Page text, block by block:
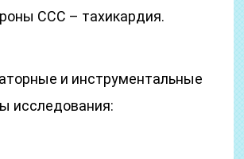
ССС – тахикардия.
и инструментальные
исследования: